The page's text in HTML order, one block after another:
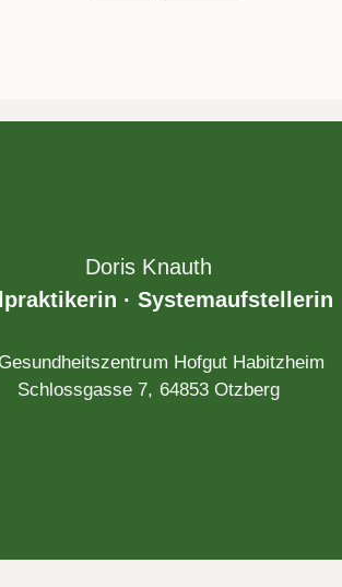
Doris Knauth
· Systemaufstellerin
Hofgut Habitzheim
Schlossgasse 7, 64853 Otzberg